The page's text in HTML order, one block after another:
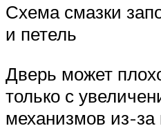
Схема смазки
и петель
Дверь может
только с
механизмов из-за